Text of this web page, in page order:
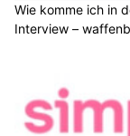
Wie komme ich in
Interview –